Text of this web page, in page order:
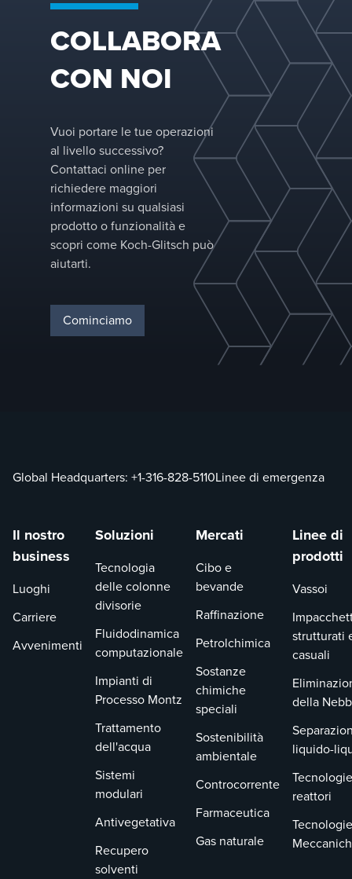
COLLABORA
CON NOI
Vuoi portare le tue operazioni
al livello successivo?
Contattaci online per
richiedere maggiori
informazioni su qualsiasi
prodotto o funzionalità e
scopri come Koch-Glitsch può
aiutarti.
Cominciamo
Global Headquarters: +1-316-828-5110Linee di emergenza
Il nostro
business
Luoghi
Carriere
Avvenimenti
Soluzioni
Tecnologia
delle colonne
divisorie
Fluidodinamica
computazionale
Impianti di
Processo Montz
Trattamento
dell'acqua
Sistemi
modulari
Antivegetativa
Recupero
solventi
Mercati
Cibo e
bevande
Raffinazione
Petrolchimica
Sostanze
chimiche
speciali
Sostenibilità
ambientale
Controcorrente
Farmaceutica
Gas naturale
Linee di
prodotti
Vassoi
strutturati
casuali
della
liquido-
reattori
Tecnologie